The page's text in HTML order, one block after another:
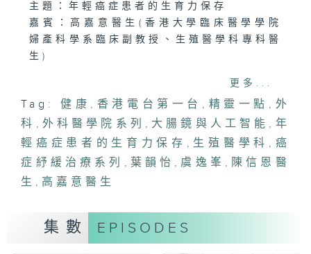
主題：年輕癌症患者的生育力保存
嘉賓：高嘉意醫生(香港大學臨床醫學學院
婦產科學系臨床副教授、生殖醫學科專科醫
生)
[外科醫學院系列]
主題：大腸鏡與人工智能
嘉賓：陳信恩醫生(外科專科醫生)
更多...
Tag: 健康 , 香港電台第一台 , 精靈一點 , 外
科 , 外科醫學院系列 , 大腸鏡與人工智能 , 年
輕癌症患者的生育力保存 , 生殖醫學科 , 癌
症紓緩治療系列 , 葉韻怡 ,虞逸峯 , 陳信恩醫
生 , 高嘉意醫生
集數 EPISODES